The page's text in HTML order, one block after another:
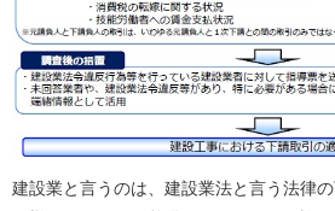
建設業と言うのは、建設業法と言う法律